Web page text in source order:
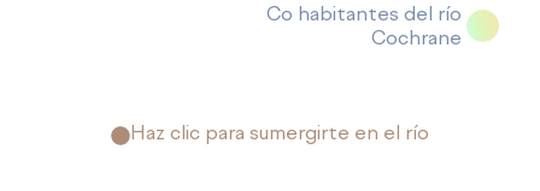
Co habitantes del río
Cochrane
Haz clic para sumergirte en el río